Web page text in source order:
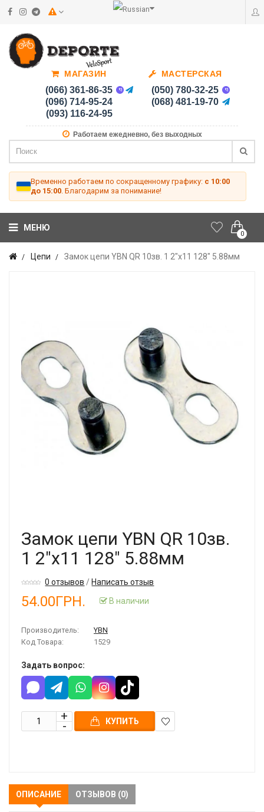
МАГАЗИН
(066) 361-86-35
(096) 714-95-24
(093) 116-24-95
МАСТЕРСКАЯ
(050) 780-32-25
(068) 481-19-70
Работаем ежедневно, без выходных
Временно работаем по сокращенному графику: с 10:00
до 15:00 . Благодарим за понимание!
0
МЕНЮ
Цепи Замок цепи YBN QR 10зв. 1 2"x11 128" 5.88мм
Замок цепи YBN QR 10зв.
1 2"x11 128" 5.88мм
0 отзывов /Написать отзыв
54.00ГРН. В наличии
Производитель:
YBN
Код Товара:
1529
Задать вопрос:
КУПИТЬ
ОПИСАНИЕ ОТЗЫВОВ (0)